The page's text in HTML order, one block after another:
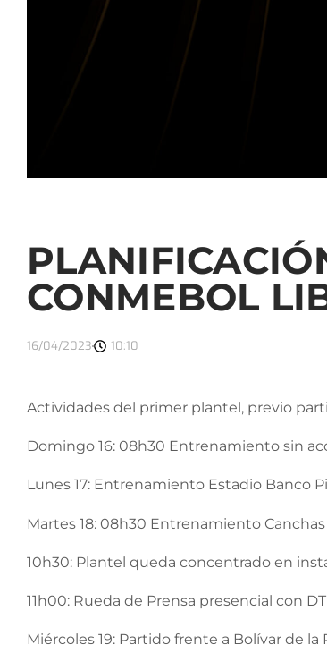
CONMEBOL
16/04/2023 10:10
Actividades del primer plantel, previo
Domingo 16: 08h30 Entrenamiento sin
Lunes 17: Entrenamiento Estadio Banco
Martes 18: 08h30 Entrenamiento
10h30: Plantel queda concentrado en
11h00: Rueda de Prensa presencial con
Miércoles 19: Partido frente a Bolívar de la